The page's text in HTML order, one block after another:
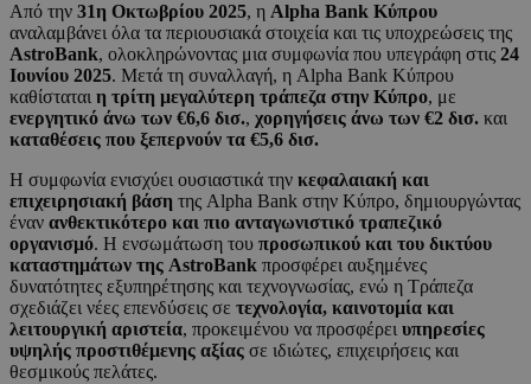
Από την 31η Οκτωβρίου 2025, η Alpha Bank Κύπρου
αναλαμβάνει όλα τα περιουσιακά στοιχεία και τις υποχρεώσεις της
AstroBank, ολοκληρώνοντας μια συμφωνία που υπεγράφη στις 24
Ιουνίου 2025. Μετά τη συναλλαγή, η Alpha Bank Κύπρου
καθίσταται η τρίτη μεγαλύτερη τράπεζα στην Κύπρο, με
ενεργητικό άνω των €6,6 δισ., χορηγήσεις άνω των €2 δισ. και
καταθέσεις που ξεπερνούν τα €5,6 δισ.
Η συμφωνία ενισχύει ουσιαστικά την κεφαλαιακή και
επιχειρησιακή βάση της Alpha Bank στην Κύπρο, δημιουργώντας
έναν ανθεκτικότερο και πιο ανταγωνιστικό τραπεζικό
οργανισμό. Η ενσωμάτωση του προσωπικού και του δικτύου
καταστημάτων της AstroBank προσφέρει αυξημένες
δυνατότητες εξυπηρέτησης και τεχνογνωσίας, ενώ η Τράπεζα
σχεδιάζει νέες επενδύσεις σε τεχνολογία, καινοτομία και
λειτουργική αριστεία, προκειμένου να προσφέρει υπηρεσίες
υψηλής προστιθέμενης αξίας σε ιδιώτες, επιχειρήσεις και
θεσμικούς πελάτες.